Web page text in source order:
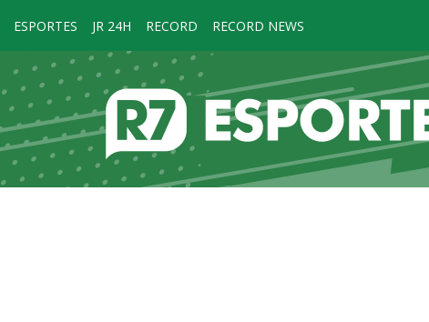
ESPORTES JR 24H RECORD RECORD NEWS